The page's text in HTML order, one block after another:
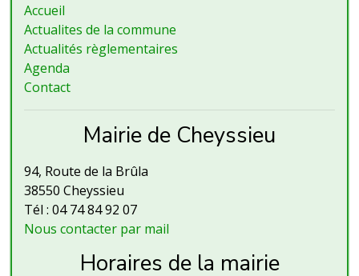
Accueil
Actualites de la commune
Actualités règlementaires
Agenda
Contact
Mairie de Cheyssieu
94, Route de la Brûla
38550 Cheyssieu
Tél : 04 74 84 92 07
Nous contacter par mail
Horaires de la mairie